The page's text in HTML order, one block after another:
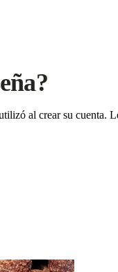
al crear su cuenta.